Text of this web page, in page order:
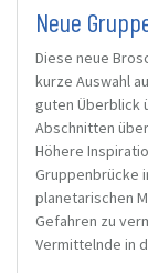
Neue
Diese neue
kurze Auswahl
guten Überblick
Abschnitten
Höhere
Gruppenbrücke
planetarischen
Gefahren zu
Vermittelnde in